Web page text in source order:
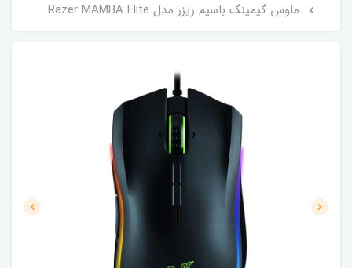
ماوس گیمینگ باسیم ریزر مدل Razer MAMBA Elite